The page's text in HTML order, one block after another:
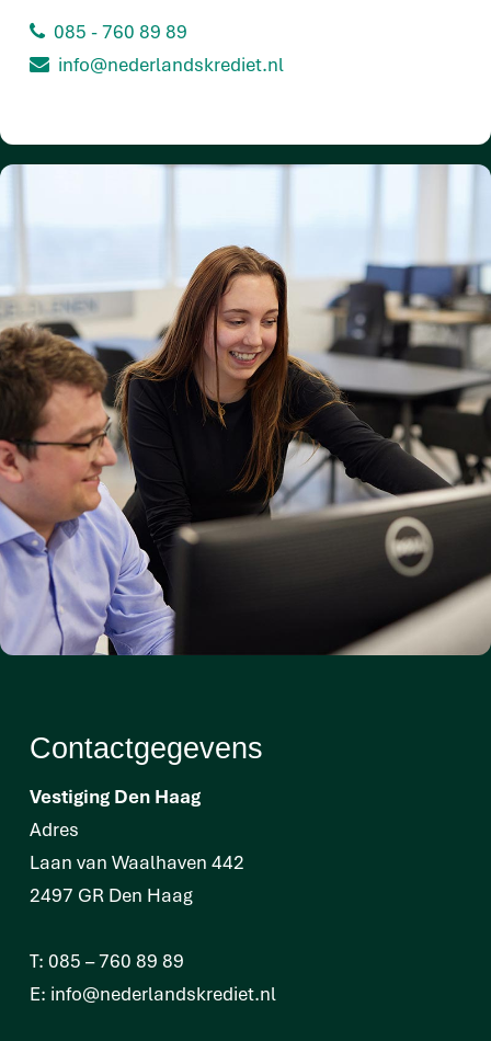
085 - 760 89 89
info@nederlandskrediet.nl
Contactgegevens
Vestiging Den Haag
Adres
Laan van Waalhaven 442
2497 GR Den Haag
T: 085 – 760 89 89
E: info@nederlandskrediet.nl